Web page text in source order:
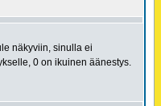
näkyviin, sinulla ei
0 on ikuinen äänestys.